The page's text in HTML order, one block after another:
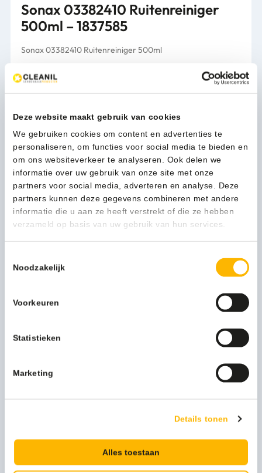
Deze website maakt gebruik van cookies
We gebruiken cookies om content en advertenties te
personaliseren, om functies voor social media te bieden en
om ons websiteverkeer te analyseren. Ook delen we
informatie over uw gebruik van onze site met onze
partners voor social media, adverteren en analyse. Deze
partners kunnen deze gegevens combineren met andere
informatie die u aan ze heeft verstrekt of die ze hebben
verzameld op basis van uw gebruik van hun services.
Noodzakelijk
Voorkeuren
Statistieken
Marketing
Details tonen
Alles toestaan
Sonax 03382410 Ruitenreiniger
500ml – 1837585
Sonax 03382410 Ruitenreiniger 500ml
Verpakking
8,08(9,78 Incl. btw)
03382410
Ruitenreiniger
In winkelwagen
1-3 werkdagen
Beschrijving
Voor streepvrij zicht. Verwijdert insecten, vuil,
Levertijd 1-3 werkdagen